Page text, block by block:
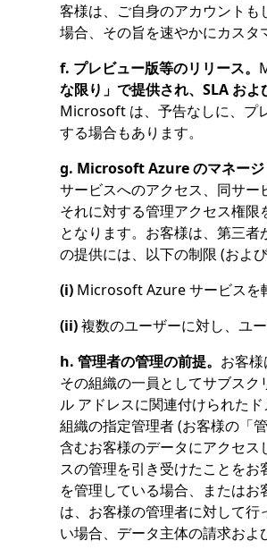
客様は、ご自身のアカウント
場合、その旨を速やかにカスタ
f. プレビュー版等のリリース。
な限り」で提供され、SLA およ
Microsoft は、予告なしに、プ
する場合もあります。
g. Microsoft Azure のマネージ
サービスへのアクセス、同サー
それに対する管理アクセス権
となります。お客様は、第三
の提供には、以下の制限 (およ
(i) Microsoft Azure サービスを
(ii)複数のユーザーに対し、ユ
h. 管理者の管理の前提。 お客
その組織の一員としてサブス
ル アドレスに関連付けられた
組織の指定管理者 (お客様の「
含むお客様のデータにアクセ
スの管理を引き受けたことを
を管理している場合、または
は、お客様の管理者に対して
い場合、データ主体の請求お